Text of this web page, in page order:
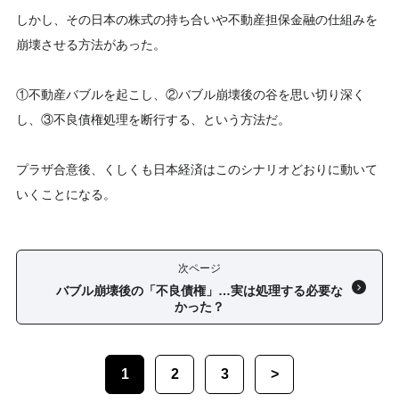
しかし、その日本の株式の持ち合いや不動産担保金融の仕組みを
崩壊させる方法があった。
①不動産バブルを起こし、②バブル崩壊後の谷を思い切り深く
し、③不良債権処理を断行する、という方法だ。
プラザ合意後、くしくも日本経済はこのシナリオどおりに動いて
いくことになる。
次ページ
バブル崩壊後の「不良債権」…実は処理する必要な
かった？
1 2 3 >